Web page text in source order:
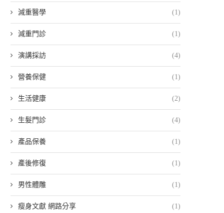
減重醫學 (1)
減重門診 (1)
演講採訪 (4)
營養保健 (1)
生活健康 (2)
生髮門診 (4)
產品保養 (1)
產後修復 (1)
男性體雕 (1)
瘦身文獻 網路分享 (1)